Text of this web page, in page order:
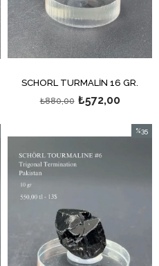
SCHÖRL TURMALİN 16 GR.
₺572,00
₺880,00
%35